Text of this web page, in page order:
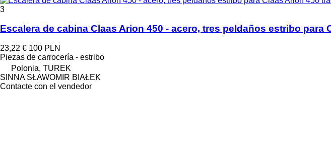
3
Escalera de cabina Claas Arion 450 - acero, tres peldaños estribo para
23,22 € 100 PLN
Piezas de carrocería - estribo
Polonia, TUREK
SINNA SŁAWOMIR BIAŁEK
Contacte con el vendedor